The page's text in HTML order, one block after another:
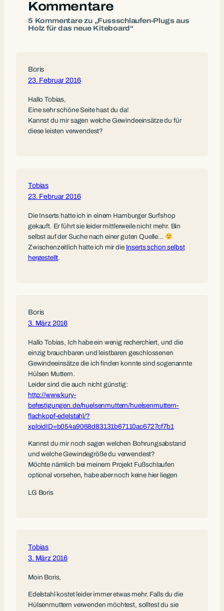
Kommentare
5 Kommentare zu „Fussschlaufen-Plugs aus
Holz für das neue Kiteboard“
Boris
23. Februar 2016
Hallo Tobias,
Eine sehr schöne Seite hast du da!
Kannst du mir sagen welche Gewindeeinsätze du für
diese leisten verwendest?
Tobias
23. Februar 2016
Die Inserts hatte ich in einem Hamburger Surfshop
gekauft. Er führt sie leider mittlerweile nicht mehr. Bin
selbst auf der Suche nach einer guten Quelle…
Zwischenzeitlich hatte ich mir die Inserts schon selbst
hergestellt.
Boris
3. März 2016
Hallo Tobias, Ich habe ein wenig recherchiert, und die
einzig brauchbaren und leistbaren geschlossenen
Gewindeeinsätze die ich finden konnte sind sogenannte
Hülsen Muttern.
Leider sind die auch nicht günstig:
http://www.kury-
befestigungen.de/huelsenmuttern/huelsenmuttern-
flachkopf-edelstahl/?
xploidID=b054a9068d83131b67110ac6727cf7b1
Kannst du mir noch sagen welchen Bohrungsabstand
und welche Gewindegröße du verwendest?
Möchte nämlich bei meinem Projekt Fußschlaufen
optional vorsehen, habe aber noch keine hier liegen
LG Boris
Tobias
3. März 2016
Moin Boris,
Edelstahl kostet leider immer etwas mehr. Falls du die
Hülsenmuttern verwenden möchtest, solltest du sie